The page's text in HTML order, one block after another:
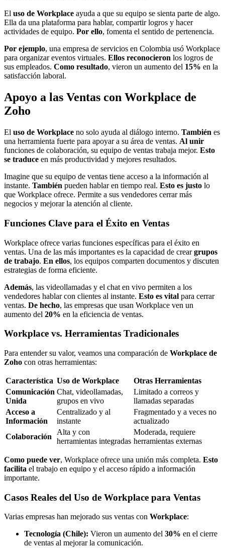
El uso de Workplace ayuda a que su equipo se sienta parte de algo.
Ella da una plataforma para hablar, compartir logros y hacer
actividades de equipo. Por ello, fomenta el sentido de pertenencia.
Por ejemplo, una empresa de servicios en Colombia usó Workplace
para organizar eventos virtuales. Ellos reconocieron los logros de
sus empleados. Como resultado, vieron un aumento del 15% en la
satisfacción laboral.
Apoyo a las Ventas con Workplace de
Zoho
El uso de Workplace no solo ayuda al diálogo interno. También es
una herramienta fuerte para apoyar a su área de ventas. Al unir
funciones de colaboración, su equipo de ventas trabaja mejor. Esto
se traduce en más productividad y mejores resultados.
Imagine que su equipo de ventas tiene acceso a la información al
instante. También pueden hablar en tiempo real. Esto es justo lo
que Workplace ofrece. Permite a sus vendedores cerrar más
negocios y mejorar la atención al cliente.
Funciones Clave para el Éxito en Ventas
Workplace ofrece varias funciones específicas para el éxito en
ventas. Una de las más importantes es la capacidad de creargrupos
de trabajo. En ellos, los equipos comparten documentos y discuten
estrategias de forma eficiente.
Además, las videollamadas y el chat en vivo permiten a los
vendedores hablar con clientes al instante. Esto es vital para cerrar
ventas. De hecho, las empresas que usan Workplace ven un
aumento del 20% en la eficiencia de ventas.
Workplace vs. Herramientas Tradicionales
Para entender su valor, veamos una comparación de Workplace de
Zoho con otras herramientas:
Característica Uso de Workplace
Otras Herramientas
Comunicación
Unida
Chat, videollamadas,
grupos en vivo
Limitado a correos y
llamadas separadas
Acceso a
Información
Centralizado y al
instante
Fragmentado y a veces no
actualizado
Colaboración
Alta y con
herramientas integradas
Moderada, requiere
herramientas externas
Como puede ver, Workplace ofrece una unión más completa. Esto
facilita el trabajo en equipo y el acceso rápido a información
importante.
Casos Reales del Uso de Workplace para Ventas
Varias empresas han mejorado sus ventas con Workplace:
Tecnología (Chile): Vieron un aumento del 30% en el cierre
de ventas al mejorar la comunicación.